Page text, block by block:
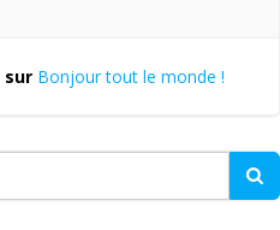
sur Bonjour tout le monde !